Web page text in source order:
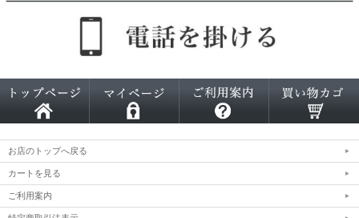
お店のトップへ戻る
カートを見る
ご利用案内